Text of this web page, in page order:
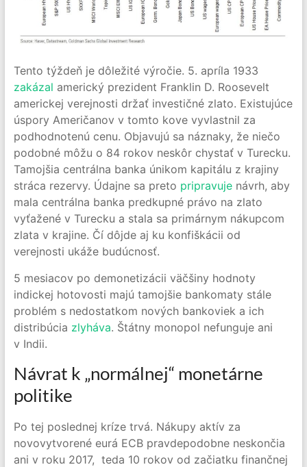
Tento týždeň je dôležité výročie. 5. apríla 1933
zakázal americký prezident Franklin D. Roosevelt
americkej verejnosti držať investičné zlato. Existujúce
úspory Američanov v tomto kove vyvlastnil za
podhodnotenú cenu. Objavujú sa náznaky, že niečo
podobné môžu o 84 rokov neskôr chystať v Turecku.
Tamojšia centrálna banka únikom kapitálu z krajiny
stráca rezervy. Údajne sa preto pripravujenávrh, aby
mala centrálna banka predkupné právo na zlato
vyťažené v Turecku a stala sa primárnym nákupcom
zlata v krajine. Čí dôjde aj ku konfiškácii od
verejnosti ukáže budúcnosť.
5 mesiacov po demonetizácii väčšiny hodnoty
indickej hotovosti majú tamojšie bankomaty stále
problém s nedostatkom nových bankoviek a ich
distribúcia zlyháva. Štátny monopol nefunguje ani
v Indii.
Návrat k „normálnej“ monetárne
politike
Po tej poslednej kríze trvá. Nákupy aktív za
novovytvorené eurá ECB pravdepodobne neskončia
ani v roku 2017, teda 10 rokov od začiatku finančnej